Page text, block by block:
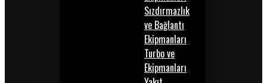
Sızdırmazlık
ve Bağlantı
Ekipmanları
Turbo ve
Ekipmanları